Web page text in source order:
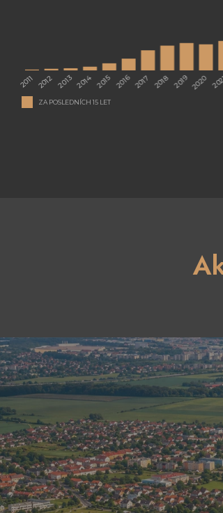
ZA POSLEDNÍCH 15 LET